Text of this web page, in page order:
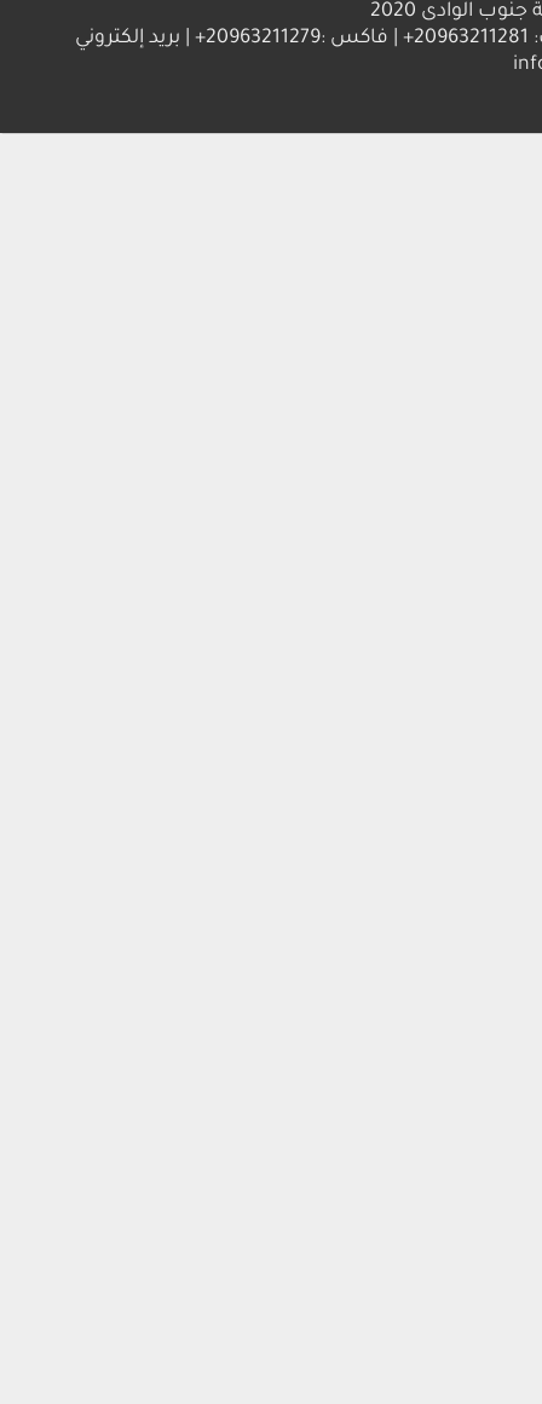
2020
العنوان : جامعة جنوب الوادي 83523 قنا - جمهورية مصر العربية | ت: 20963211281+ | فاكس :20963211279+ | بريد إلكتروني